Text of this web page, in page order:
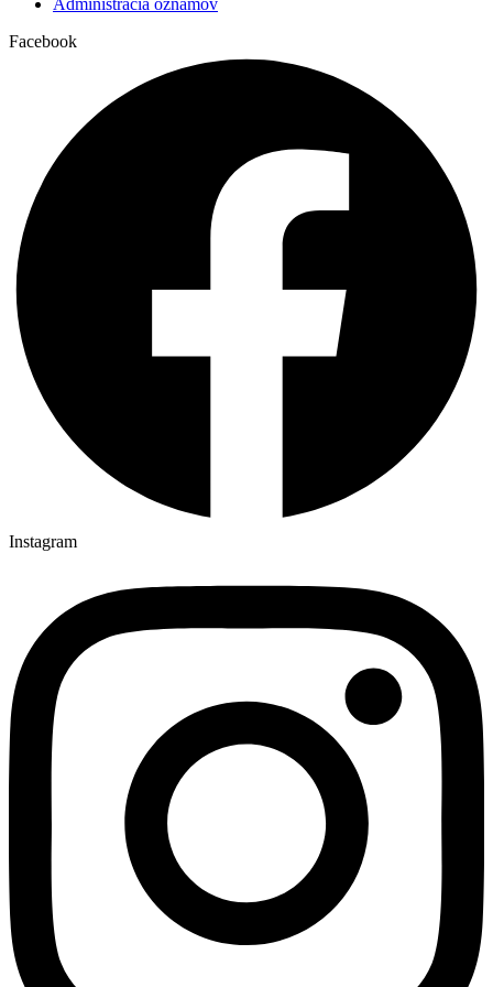
10:30
Na poďakovanie za 65.rokov života Márie
Facebook
Instagram